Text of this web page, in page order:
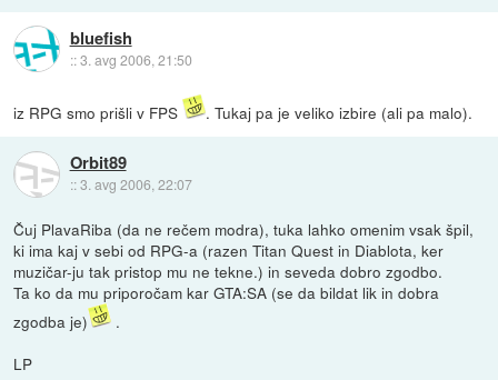
bluefish
::3. avg 2006, 21:50
iz RPG smo prišli v FPS . Tukaj pa je veliko izbire (ali pa malo).
Orbit89
::3. avg 2006, 22:07
Čuj PlavaRiba (da ne rečem modra), tuka lahko omenim vsak špil,
ki ima kaj v sebi od RPG-a (razen Titan Quest in Diablota, ker
muzičar-ju tak pristop mu ne tekne.) in seveda dobro zgodbo.
Ta ko da mu priporočam kar GTA:SA (se da bildat lik in dobra
zgodba je)
.
LP